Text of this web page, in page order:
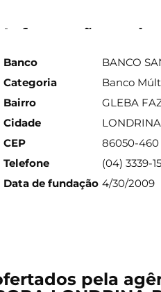
Informações
Banco
BANCO
Categoria
Banco
Bairro
GLEBA
Cidade
LONDRINA
CEP
86050-460
Telefone
(04) 3339-
Data de fundação 4/30/2009
pela